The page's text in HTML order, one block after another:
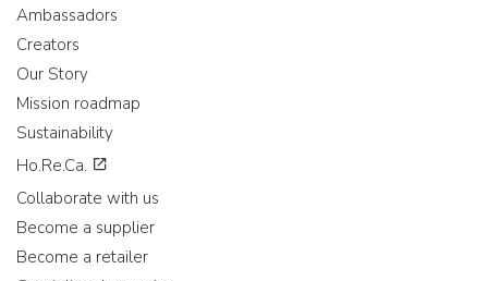
Ambassadors
Creators
Our Story
Mission roadmap
Sustainability
Ho.Re.Ca.
Collaborate with us
Become a supplier
Become a retailer